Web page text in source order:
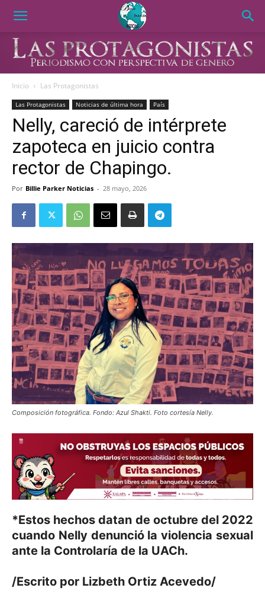
Inicio Las Protagonistas
Las Protagonistas Noticias de última hora País
Nelly, careció de intérprete
zapoteca en juicio contra
rector de Chapingo.
Por Billie Parker Noticias - 28 mayo, 2026
Composición fotográfica. Fondo: Azul Shakti. Foto cortesía Nelly.
*Estos hechos datan de octubre del 2022
cuando Nelly denunció la violencia sexual
ante la Controlaría de la UACh.
/Escrito por Lizbeth Ortiz Acevedo/